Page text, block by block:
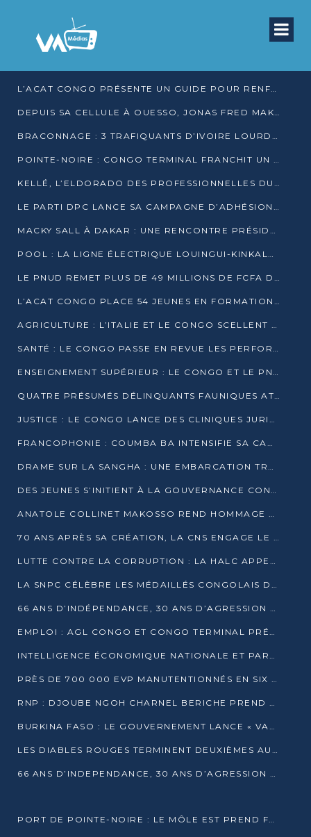
L’ACAT CONGO PRÉSENTE UN GUIDE POUR RENFORCER LES GARANTIES JUDICIAIRES EN GARDE À VUE
DEPUIS SA CELLULE À OUESSO, JONAS FRED MAKITA DÉNONCE CE QU’IL QUALIFIE DE DÉNI DE JUSTICE
BRACONNAGE : 3 TRAFIQUANTS D’IVOIRE LOURDEMENT CONDAMNÉS À DJAMBALA
POINTE-NOIRE : CONGO TERMINAL FRANCHIT UN CAP HISTORIQUE AVEC 99 MOUVEMENTS/HEURE
KELLÉ, L’ELDORADO DES PROFESSIONNELLES DU SEXE
LE PARTI DPC LANCE SA CAMPAGNE D’ADHÉSIONS ET VEUT STRUCTURER SA PRÉSENCE DANS LES 15 DÉPARTEMENTS
MACKY SALL À DAKAR : UNE RENCONTRE PRÉSIDENTIELLE QUI DIVISE L’OPINION SÉNÉGALAISE
POOL : LA LIGNE ÉLECTRIQUE LOUINGUI-KINKALA-BOKO MISE EN SERVICE
LE PNUD REMET PLUS DE 49 MILLIONS DE FCFA D’ÉQUIPEMENTS POUR ACCÉLÉRER LA NUMÉRISATION DU SYSTÈME DE SANTÉ
L’ACAT CONGO PLACE 54 JEUNES EN FORMATION PROFESSIONNELLE
AGRICULTURE : L’ITALIE ET LE CONGO SCELLENT UN PARTENARIAT POUR UNE PRODUCTION LOCALE DURABLE
SANTÉ : LE CONGO PASSE EN REVUE LES PERFORMANCES DE SES HÔPITAUX À MI-PARCOURS
ENSEIGNEMENT SUPÉRIEUR : LE CONGO ET LE PNUD VEULENT RAPPROCHER LA FORMATION UNIVERSITAIRE DES BESOINS DU MARCHÉ DE L’EMPLOI
QUATRE PRÉSUMÉS DÉLINQUANTS FAUNIQUES ATTENDUS DEVANT LA JUSTICE POUR TRAFIC D’IVOIRE
JUSTICE : LE CONGO LANCE DES CLINIQUES JURIDIQUES POUR RAPPROCHER LE DROIT DES CITOYENS
FRANCOPHONIE : COUMBA BA INTENSIFIE SA CAMPAGNE POUR LA SUCCESSION À LA TÊTE DE L’OIF
DRAME SUR LA SANGHA : UNE EMBARCATION TRANSPORTANT DES FIDÈLES DE « NZAMBÉ YA L’HUILE » FAIT NAUFRAGE À OUESSO
DES JEUNES S’INITIENT À LA GOUVERNANCE CONTINENTALE À BRAZZAVILLE
ANATOLE COLLINET MAKOSSO REND HOMMAGE À JEAN-PAUL PIGASSE
70 ANS APRÈS SA CRÉATION, LA CNS ENGAGE LE VIRAGE DE LA DIGITALISATION
LUTTE CONTRE LA CORRUPTION : LA HALC APPELLE À PASSER DES DISCOURS AUX ACTES
LA SNPC CÉLÈBRE LES MÉDAILLÉS CONGOLAIS DES OLYMPIADES PANAFRICAINES DE MATHÉMATIQUES 2026
66 ANS D’INDÉPENDANCE, 30 ANS D’AGRESSION RWANDAISE : 4 PRÉSIDENCES, UN ÉCHEC COLLECTIF
EMPLOI : AGL CONGO ET CONGO TERMINAL PRÉSÉLECTIONNENT PLUS DE 70 JEUNES À POINTE-NOIRE
INTELLIGENCE ÉCONOMIQUE NATIONALE ET PARTENARIATS INTERNATIONAUX : VERS UNE DOCTRINE SOUVERAINE DE SÉCURITÉ ÉCONOMIQUE
PRÈS DE 700 000 EVP MANUTENTIONNÉS EN SIX MOIS PAR CONGO TERMINAL
RNP : DJOUBE NGOH CHARNEL BERICHE PREND LES RÊNES DU PARTI
BURKINA FASO : LE GOUVERNEMENT LANCE « VACANCES UTILES 2026 » POUR FORMER LES ÉLÈVES À 15 MÉTIERS
LES DIABLES ROUGES TERMINENT DEUXIÈMES AU CHAMPIONNAT D’AFRIQUE ZONE 3
66 ANS D’INDEPENDANCE, 30 ANS D’AGRESSION RWAN DAISE : 4 PRESIDENCES, UN ECHEC COLLECTIF
PORT DE POINTE-NOIRE : LE MÔLE EST PREND FORME ET VISE LES GÉANTS DES MERS